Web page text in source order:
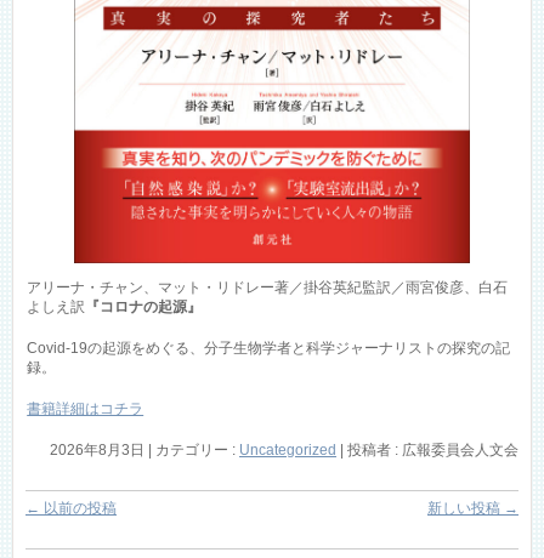
アリーナ・チャン、マット・リドレー著／掛谷英紀監訳／雨宮俊彦、白石
よしえ訳 『コロナの起源』
Covid-19の起源をめぐる、分子生物学者と科学ジャーナリストの探究の記
録。
書籍詳細はコチラ
2026年8月3日 | カテゴリー : Uncategorized | 投稿者 : 広報委員会人文会
← 以前の投稿 新しい投稿 →